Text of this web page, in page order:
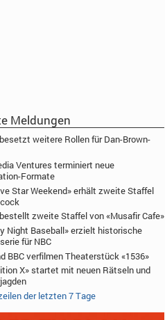
Meldungen
weitere Rollen für Dan-Brown-
Ventures terminiert neue
Formate
Star Weekend» erhält zweite Staffel
zweite Staffel von «Musafir Cafe»
Night Baseball» erzielt historische
für NBC
BBC verfilmen Theaterstück «1536»
X» startet mit neuen Rätseln und
der letzten 7 Tage